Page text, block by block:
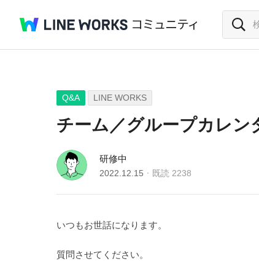
Q&A LINE WORKS
チーム／グループカレン
研修中
2022.12.15 既読 2238
いつもお世話になります。
質問させてください。